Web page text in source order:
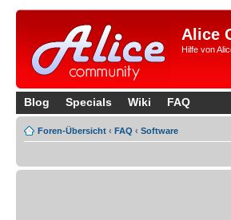
Alice
Hilfe von
Blog Specials Wiki FAQ
Foren-Übersicht ‹ FAQ ‹ Software